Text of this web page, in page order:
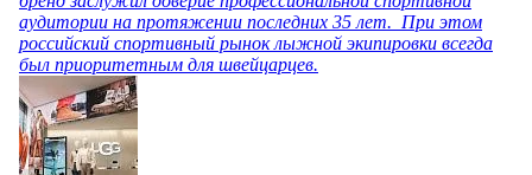
аудитории на протяжении последних 35 лет. При этом
российский спортивный рынок лыжной экипировки всегда
был приоритетным для швейцарцев.